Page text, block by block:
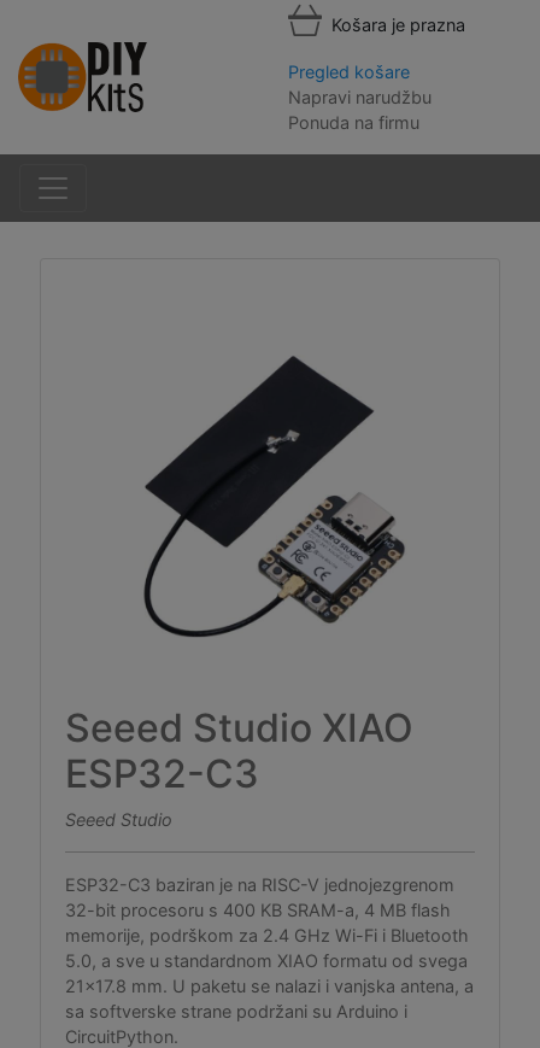
Košara je prazna
Pregled košare
Napravi narudžbu
Ponuda na firmu
Seeed Studio XIAO
ESP32-C3
Seeed Studio
ESP32-C3 baziran je na RISC-V jednojezgrenom
32-bit procesoru s 400 KB SRAM-a, 4 MB flash
memorije, podrškom za 2.4 GHz Wi-Fi i Bluetooth
5.0, a sve u standardnom XIAO formatu od svega
21x17.8 mm. U paketu se nalazi i vanjska antena, a
sa softverske strane podržani su Arduino i
CircuitPython.